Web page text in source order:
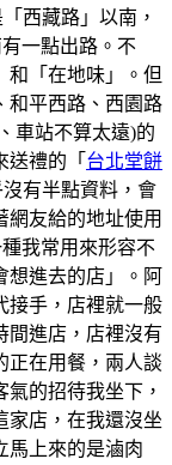
西藏路」以南，
一點出路。不
和「在地味」。但
和平西路、西園路
車站不算太遠)的
送禮的「 台北堂餅
沒有半點資料，會
網友給的地址使用
我常用來形容不
想進去的店」。阿
接手，店裡就一般
間進店，店裡沒有
正在用餐，兩人談
的招待我坐下，
家店，在我還沒坐
馬上來的是滷肉